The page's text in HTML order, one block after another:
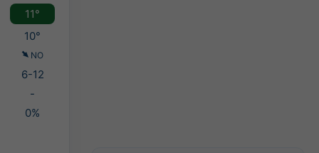
11°
10°
NO
6-12
-
0%